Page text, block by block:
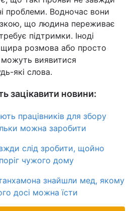
проблеми. Водночас вони
що людина переживає
підтримки. Іноді
розмова або просто
можуть виявитися
які слова.
зацікавити новини:
працівників для збору
можна заробити
слід зробити, щойно
чужого дому
знайшли мед, якому
досі можна їсти